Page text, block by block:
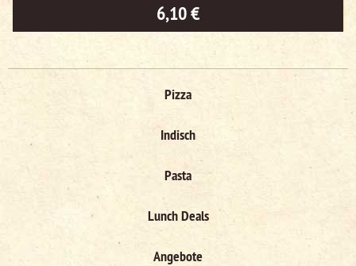
6,10 €
Pizza
Indisch
Pasta
Lunch Deals
Angebote